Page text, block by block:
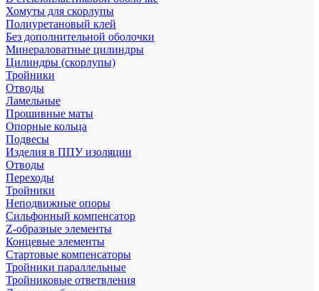
Хомуты для скорлупы
Полиуретановый клей
Без дополнительной оболочки
Минераловатные цилиндры
Цилиндры (скорлупы)
Тройники
Отводы
Ламельные
Прошивные маты
Опорные кольца
Подвесы
Изделия в ППУ изоляции
Отводы
Переходы
Тройники
Неподвижные опоры
Cильфонный компенсатор
Z-образные элементы
Концевые элементы
Стартовые компенсаторы
Тройники параллельные
Тройниковые ответвления